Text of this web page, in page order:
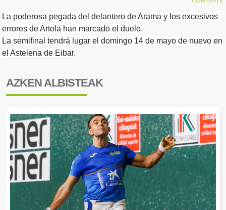
La poderosa pegada del delantero de Arama y los excesivos
errores de Artola han marcado el duelo.
La semifinal tendrá lugar el domingo 14 de mayo de nuevo en
el Astelena de Eibar.
AZKEN ALBISTEAK